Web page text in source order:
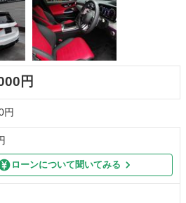
円
円
ローンについて聞いてみる